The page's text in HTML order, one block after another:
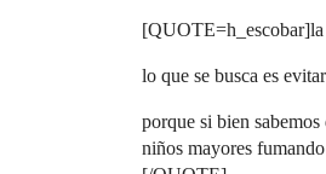
[QUOTE=h_escobar]la
lo que se busca es
porque si bien
niños mayores